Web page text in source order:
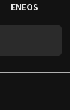
ENEOS